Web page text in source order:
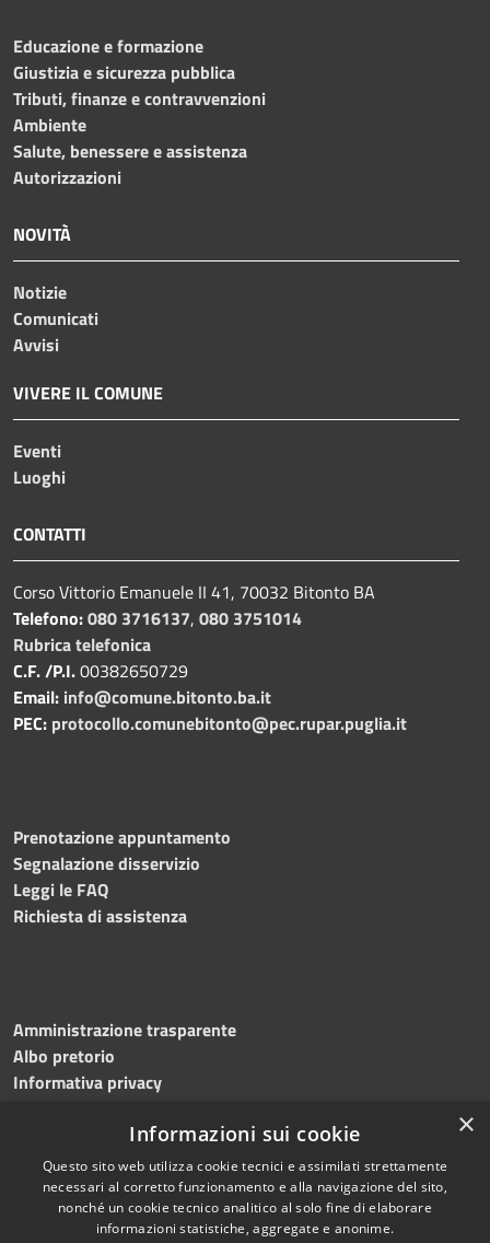
Educazione e formazione
Giustizia e sicurezza pubblica
Tributi, finanze e contravvenzioni
Ambiente
Salute, benessere e assistenza
Autorizzazioni
NOVITÀ
Notizie
Comunicati
Avvisi
VIVERE IL COMUNE
Eventi
Luoghi
CONTATTI
Corso Vittorio Emanuele II 41, 70032 Bitonto BA
Telefono:080 3716137, 080 3751014
Rubrica telefonica
C.F. /P.I.00382650729
Email: info@comune.bitonto.ba.it
PEC: protocollo.comunebitonto@pec.rupar.puglia.it
Prenotazione appuntamento
Segnalazione disservizio
Leggi le FAQ
Richiesta di assistenza
Amministrazione trasparente
Albo pretorio
Informativa privacy
Dichiarazione di accessibilità Meccanismo di feedback ×
Informazioni sui cookie
Questo sito web utilizza cookie tecnici e assimilati strettamente
necessari al corretto funzionamento e alla navigazione del sito,
nonché un cookie tecnico analitico al solo fine di elaborare
informazioni statistiche, aggregate e anonime.